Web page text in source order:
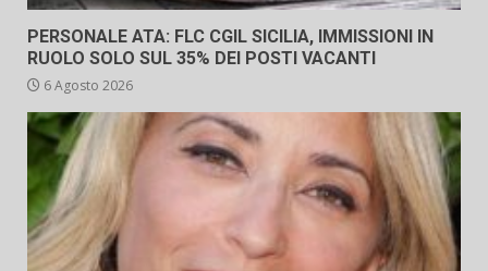
PERSONALE ATA: FLC CGIL SICILIA, IMMISSIONI IN
RUOLO SOLO SUL 35% DEI POSTI VACANTI
6 Agosto 2026